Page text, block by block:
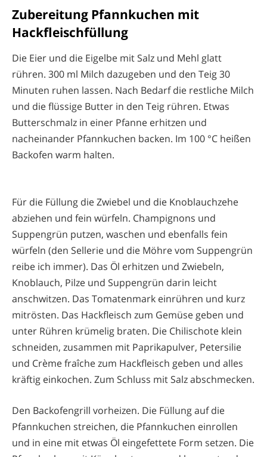
Zubereitung Pfannkuchen mit
Hackfleischfüllung
Die Eier und die Eigelbe mit Salz und Mehl glatt
rühren. 300 ml Milch dazugeben und den Teig 30
Minuten ruhen lassen. Nach Bedarf die restliche Milch
und die flüssige Butter in den Teig rühren. Etwas
Butterschmalz in einer Pfanne erhitzen und
nacheinander Pfannkuchen backen. Im 100 °C heißen
Backofen warm halten.
Für die Füllung die Zwiebel und die Knoblauchzehe
abziehen und fein würfeln. Champignons und
Suppengrün putzen, waschen und ebenfalls fein
würfeln (den Sellerie und die Möhre vom Suppengrün
reibe ich immer). Das Öl erhitzen und Zwiebeln,
Knoblauch, Pilze und Suppengrün darin leicht
anschwitzen. Das Tomatenmark einrühren und kurz
mitrösten. Das Hackfleisch zum Gemüse geben und
unter Rühren krümelig braten. Die Chilischote klein
schneiden, zusammen mit Paprikapulver, Petersilie
und Crème fraîche zum Hackfleisch geben und alles
kräftig einkochen. Zum Schluss mit Salz abschmecken.
Den Backofengrill vorheizen. Die Füllung auf die
Pfannkuchen streichen, die Pfannkuchen einrollen
und in eine mit etwas Öl eingefettete Form setzen. Die